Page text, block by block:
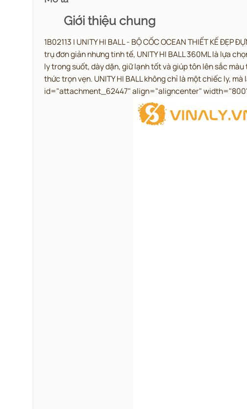
Giới thiệu chung
1B02113 | UNITY HI BALL - BỘ CỐC OCEAN THIẾT KẾ
trụ đơn giản nhưng tinh tế, UNITY HI BALL 360ML là lựa
ly trong suốt, dày dặn, giữ lạnh tốt và giúp tôn lên sắc
thức trọn vẹn. UNITY HI BALL không chỉ là một chiếc ly,
id="attachment_62447" align="aligncenter"